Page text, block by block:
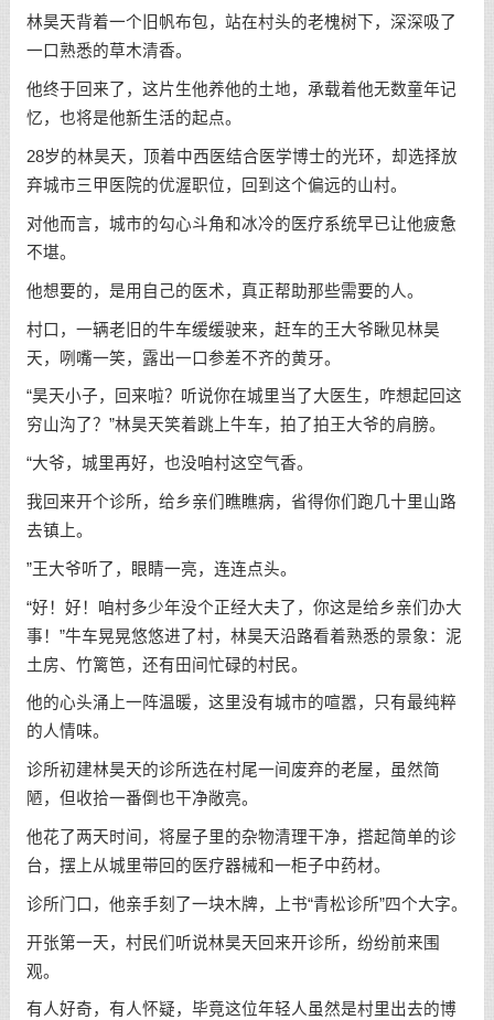
林昊天背着一个旧帆布包，站在村头的老槐树下，深深吸了
一口熟悉的草木清香。
他终于回来了，这片生他养他的土地，承载着他无数童年记
忆，也将是他新生活的起点。
28岁的林昊天，顶着中西医结合医学博士的光环，却选择放
弃城市三甲医院的优渥职位，回到这个偏远的山村。
对他而言，城市的勾心斗角和冰冷的医疗系统早已让他疲惫
不堪。
他想要的，是用自己的医术，真正帮助那些需要的人。
村口，一辆老旧的牛车缓缓驶来，赶车的王大爷瞅见林昊
天，咧嘴一笑，露出一口参差不齐的黄牙。
“昊天小子，回来啦？听说你在城里当了大医生，咋想起回这
穷山沟了？”林昊天笑着跳上牛车，拍了拍王大爷的肩膀。
“大爷，城里再好，也没咱村这空气香。
我回来开个诊所，给乡亲们瞧瞧病，省得你们跑几十里山路
去镇上。
”王大爷听了，眼睛一亮，连连点头。
“好！好！咱村多少年没个正经大夫了，你这是给乡亲们办大
事！”牛车晃晃悠悠进了村，林昊天沿路看着熟悉的景象：泥
土房、竹篱笆，还有田间忙碌的村民。
他的心头涌上一阵温暖，这里没有城市的喧嚣，只有最纯粹
的人情味。
诊所初建林昊天的诊所选在村尾一间废弃的老屋，虽然简
陋，但收拾一番倒也干净敞亮。
他花了两天时间，将屋子里的杂物清理干净，搭起简单的诊
台，摆上从城里带回的医疗器械和一柜子中药材。
诊所门口，他亲手刻了一块木牌，上书“青松诊所”四个大字。
开张第一天，村民们听说林昊天回来开诊所，纷纷前来围
观。
有人好奇，有人怀疑，毕竟这位年轻人虽然是村里出去的博